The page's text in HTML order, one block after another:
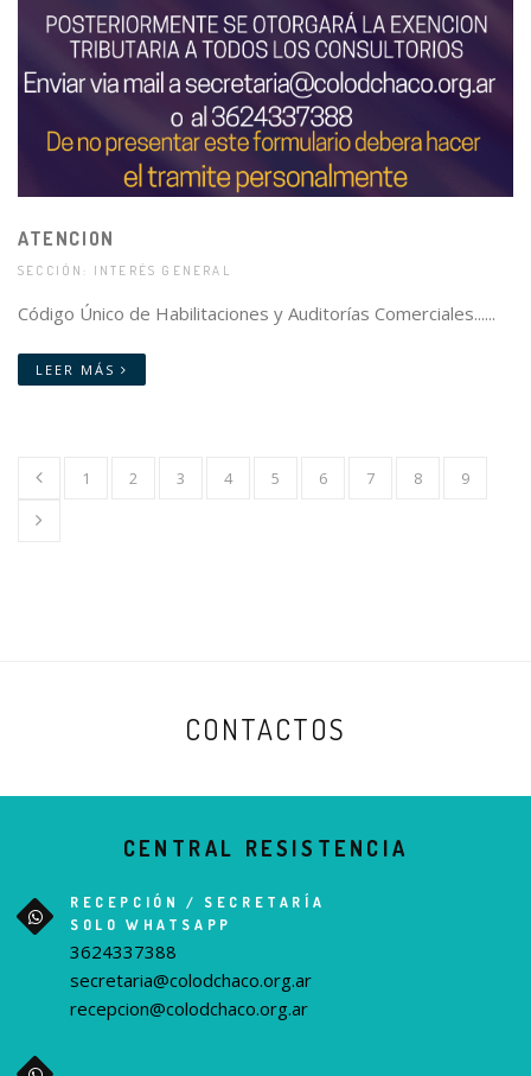
ATENCION
SECCIÓN: INTERÉS GENERAL
Código Único de Habilitaciones y Auditorías Comerciales......
LEER MÁS
1 2 3 4 5 6 7 8 9
CONTACTOS
CENTRAL RESISTENCIA
RECEPCIÓN / SECRETARÍA
SOLO WHATSAPP
3624337388
secretaria@colodchaco.org.ar
recepcion@colodchaco.org.ar